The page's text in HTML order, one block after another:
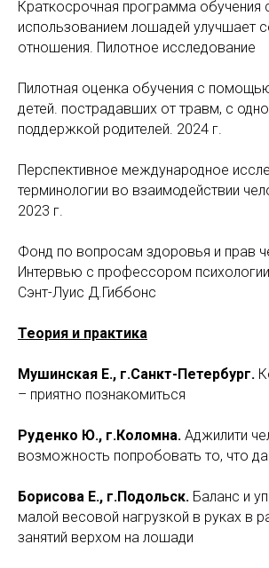
Краткосрочная программа обучения
использованием лошадей улучшает
отношения. Пилотное исследование
Пилотная оценка обучения с
детей. пострадавших от травм, с
поддержкой родителей. 2024 г.
Перспективное международное
терминологии во взаимодействии
2023 г.
Фонд по вопросам здоровья и прав
Интервью с профессором психологии
Сэнт-Луис Д.Гиббонс
Теория и практика
Мушинская Е., г.Санкт-Петербург.
– приятно познакомиться
Руденко Ю., г.Коломна. Аджилити
возможность попробовать то, что
Борисова Е., г.Подольск. Баланс и
малой весовой нагрузкой в руках в
занятий верхом на лошади